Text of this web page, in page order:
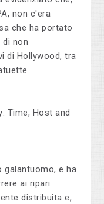
non c'era
che ha portato
di non
di Hollywood, tra
galantuomo, e ha
ai ripari
distribuita e,